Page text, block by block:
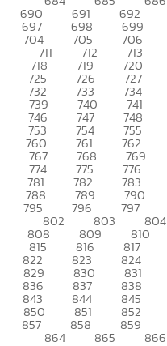
690 691 692
697 698 699
704 705 706
711 712 713
718 719 720
725 726 727
732 733 734
739 740 741
746 747 748
753 754 755
760 761 762
767 768 769
774 775 776
781 782 783
788 789 790
795 796 797
802 803 804
808 809 810
815 816 817
822 823 824
829 830 831
836 837 838
843 844 845
850 851 852
857 858 859
864 865 866